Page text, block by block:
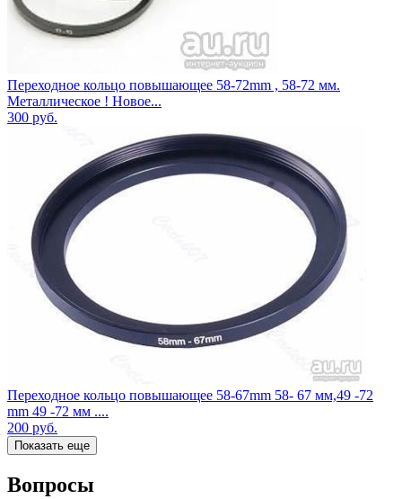
Переходное кольцо повышающее 58-72mm , 58-72 мм.
Металлическое ! Новое...
300 руб.
Переходное кольцо повышающее 58-67mm 58- 67 мм,49 -72
mm 49 -72 мм ....
200 руб.
Показать еще
Вопросы